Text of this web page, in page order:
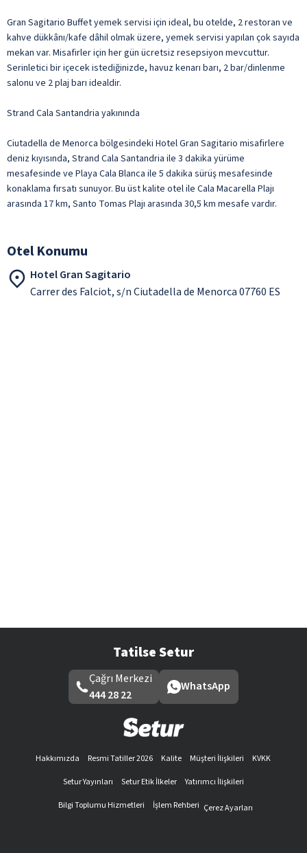
Gran Sagitario Buffet yemek servisi için ideal, bu otelde, 2 restoran ve
kahve dükkânı/kafe dâhil olmak üzere, yemek servisi yapılan çok sayıda
mekan var. Misafirler için her gün ücretsiz resepsiyon mevcuttur.
Serinletici bir içecek istediğinizde, havuz kenarı barı, 2 bar/dinlenme
salonu ve 2 plaj barı idealdir.
Strand Cala Santandria yakınında
Ciutadella de Menorca bölgesindeki Hotel Gran Sagitario misafirlere
deniz kıyısında, Strand Cala Santandria ile 3 dakika yürüme
mesafesinde ve Playa Cala Blanca ile 5 dakika sürüş mesafesinde
konaklama fırsatı sunuyor. Bu üst kalite otel ile Cala Macarella Plajı
arasında 17 km, Santo Tomas Plajı arasında 30,5 km mesafe vardır.
Otel Konumu
Hotel Gran Sagitario
Carrer des Falciot, s/n Ciutadella de Menorca 07760 ES
Tatilse Setur
Çağrı Merkezi
444 28 22
WhatsApp
Hakkımızda Resmi Tatiller 2026 Kalite Müşteri İlişkileri
KVKK
Setur Yayınları
Setur Etik İlkeler
Yatırımcı İlişkileri
Bilgi Toplumu Hizmetleri
İşlem Rehberi Çerez Ayarları